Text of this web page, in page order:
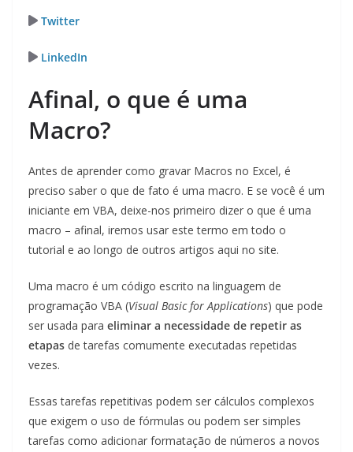
Twitter
LinkedIn
Afinal, o que é uma
Macro?
Antes de aprender como gravar Macros no Excel, é
preciso saber o que de fato é uma macro. E se você é um
iniciante em VBA, deixe-nos primeiro dizer o que é uma
macro – afinal, iremos usar este termo em todo o
tutorial e ao longo de outros artigos aqui no site.
Uma macro é um código escrito na linguagem de
programação VBA (Visual Basic for Applications) que pode
ser usada para eliminar a necessidade de repetir as
etapas de tarefas comumente executadas repetidas
vezes.
Essas tarefas repetitivas podem ser cálculos complexos
que exigem o uso de fórmulas ou podem ser simples
tarefas como adicionar formatação de números a novos